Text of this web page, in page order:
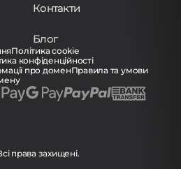
Контакти
Блог
Політика cookie
конфіденційності
про доменПравила та умови
права захищені.